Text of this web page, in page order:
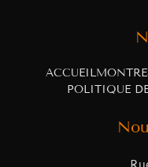
ACCUEIL
POLITIQUE